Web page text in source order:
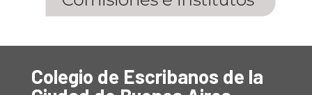
Colegio de Escribanos de la